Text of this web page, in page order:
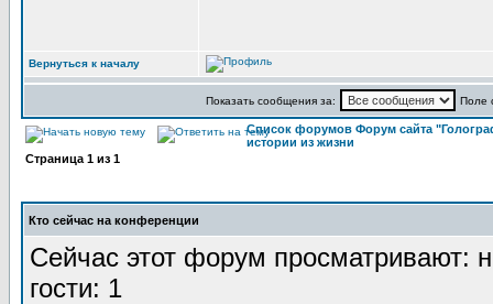
Вернуться к началу
Показать сообщения за: Поле
Список форумов Форум сайта
истории из жизни
Страница 1 из 1
Кто сейчас на конференции
Сейчас этот форум просматривают:
гости: 1